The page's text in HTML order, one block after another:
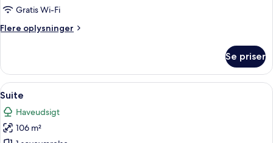
Gratis Wi-Fi
Flere oplysninger
Flere
(Connecting
Room)
Se priser
Indlæs
alle
billeder
af
En rummelig opholdsstue med et
9
Suite
Haveudsigt
106 m²